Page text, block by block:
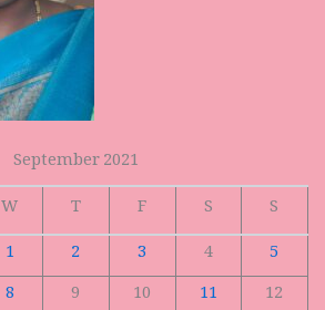
September 2021
W T F S
S
1
2 3 4
5
8 9 10 11
12